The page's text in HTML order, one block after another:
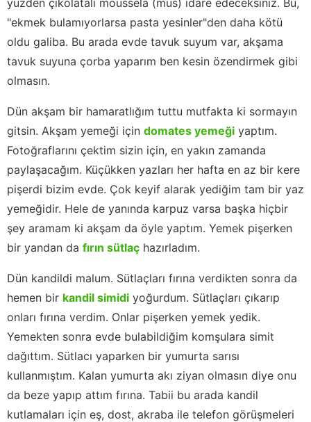
"ekmek bulamıyorlarsa pasta yesinler"den daha kötü
oldu galiba. Bu arada evde tavuk suyum var, akşama
tavuk suyuna çorba yaparım ben kesin özendirmek gibi
olmasın.
Dün akşam bir hamaratlığım tuttu mutfakta ki sormayın
gitsin. Akşam yemeği için domates yemeği yaptım.
Fotoğraflarını çektim sizin için, en yakın zamanda
paylaşacağım. Küçükken yazları her hafta en az bir kere
pişerdi bizim evde. Çok keyif alarak yediğim tam bir yaz
yemeğidir. Hele de yanında karpuz varsa başka hiçbir
şey aramam ki akşam da öyle yaptım. Yemek pişerken
bir yandan da fırın sütlaç hazırladım.
Dün kandildi malum. Sütlaçları fırına verdikten sonra da
hemen bir kandil simidi yoğurdum. Sütlaçları çıkarıp
onları fırına verdim. Onlar pişerken yemek yedik.
Yemekten sonra evde bulabildiğim komşulara simit
dağıttım. Sütlacı yaparken bir yumurta sarısı
kullanmıştım. Kalan yumurta akı ziyan olmasın diye onu
da beze yapıp attım fırına. Tabii bu arada kandil
kutlamaları için eş, dost, akraba ile telefon görüşmeleri